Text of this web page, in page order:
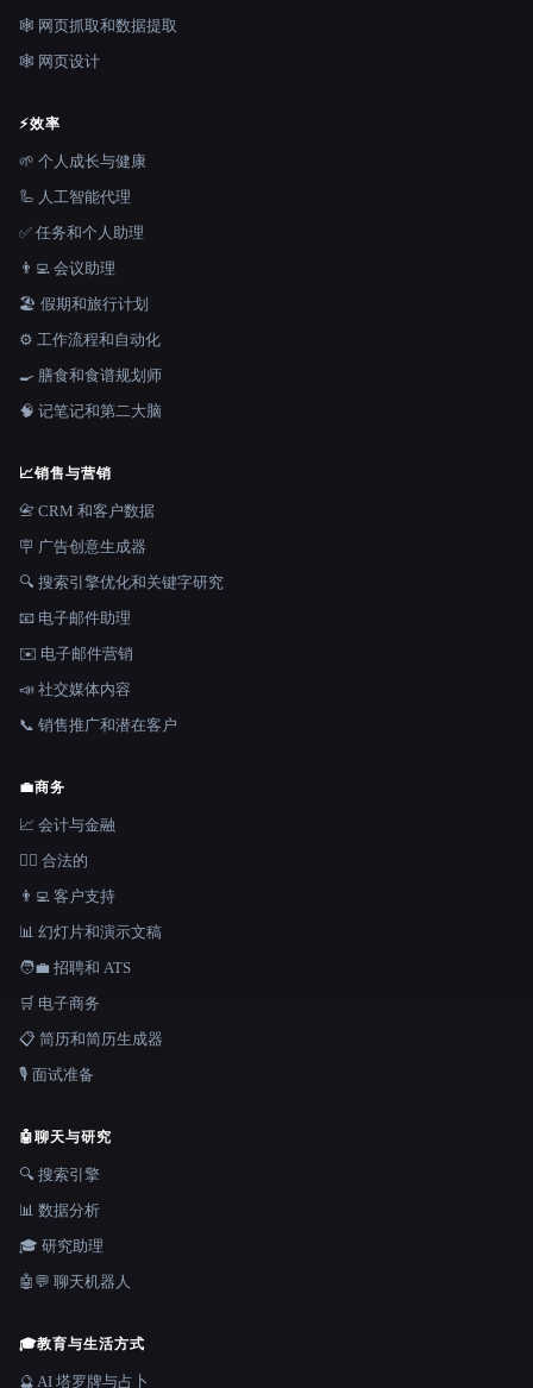
🕸️ 网页抓取和数据提取
🕸 网页设计
⚡效率
🌱 个人成长与健康
🦾 人工智能代理
✅ 任务和个人助理
👨‍💻 会议助理
🏖 假期和旅行计划
⚙️ 工作流程和自动化
🍳 膳食和食谱规划师
🧠 记笔记和第二大脑
📈销售与营销
📇 CRM 和客户数据
🪧 广告创意生成器
🔍 搜索引擎优化和关键字研究
📧 电子邮件助理
✉️ 电子邮件营销
📣 社交媒体内容
📞 销售推广和潜在客户
💼商务
📈 会计与金融
👩‍⚖️ 合法的
👨‍💻 客户支持
📊 幻灯片和演示文稿
🧑‍💼 招聘和 ATS
🛒 电子商务
📋 简历和简历生成器
🎙️ 面试准备
🤖聊天与研究
🔍 搜索引擎
📊 数据分析
🎓 研究助理
🤖💬 聊天机器人
🎓教育与生活方式
🔮 AI 塔罗牌与占卜